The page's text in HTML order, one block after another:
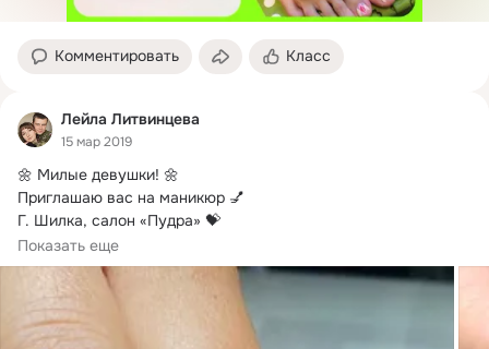
Комментировать Класс
Лейла Литвинцева
15 мар 2019
🌼 Милые девушки! 🌼
Приглашаю вас на маникюр 💅
Г. Шилка, салон «Пудра» 💝
🔸 Маникюр + укрепление базой + однотонное покрытие -
800 рублей
Показать еще